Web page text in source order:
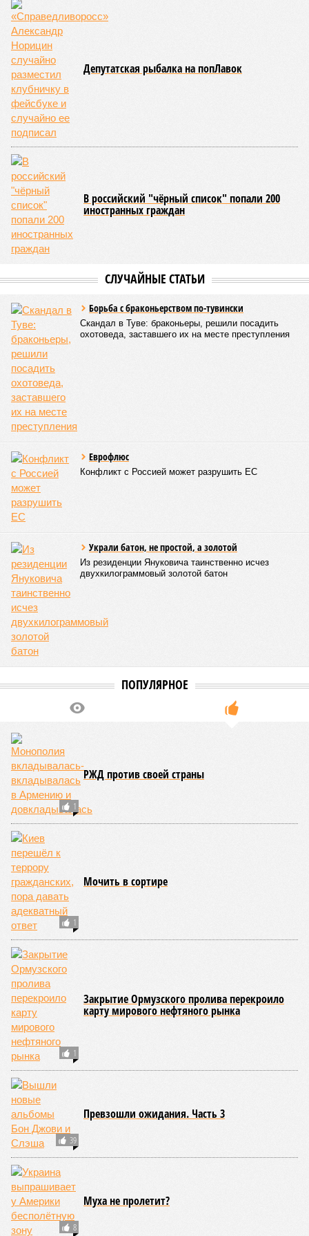
Депутатская рыбалка на попЛавок
В российский "чёрный список" попали 200
иностранных граждан
СЛУЧАЙНЫЕ СТАТЬИ
Борьба с браконьерством по-тувински
Скандал в Туве: браконьеры, решили посадить
охотоведа, заставшего их на месте преступления
Еврофлюс
Конфликт с Россией может разрушить ЕС
Украли батон, не простой, а золотой
Из резиденции Януковича таинственно исчез
двухкилограммовый золотой батон
ПОПУЛЯРНОЕ
1
РЖД против своей страны
1
Мочить в сортире
1
Закрытие Ормузского пролива перекроило
карту мирового нефтяного рынка
39
Превзошли ожидания. Часть 3
8
Муха не пролетит?